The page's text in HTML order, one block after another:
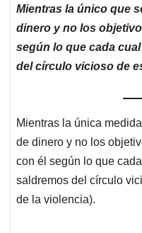
Mientras la único que
dinero y no los
según lo que cada
del círculo vicioso de
Mientras la única
de dinero y no los
con él según lo que
saldremos del círculo
de la violencia).